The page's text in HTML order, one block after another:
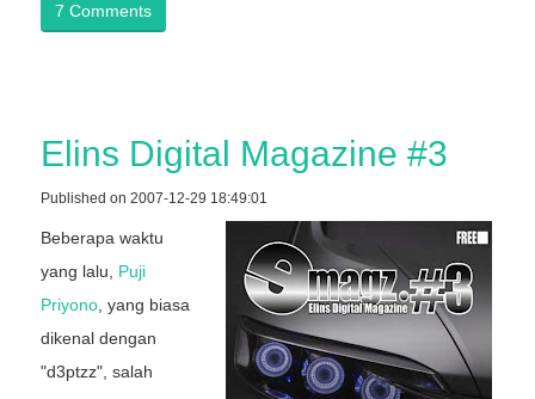
7 Comments
Elins Digital Magazine #3
Published on 2007-12-29 18:49:01
Beberapa waktu
yang lalu, Puji
Priyono , yang biasa
dikenal dengan
"d3ptzz", salah